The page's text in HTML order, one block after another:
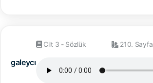
galeycı
Cilt 3 - Sözlük 210. Sayfa